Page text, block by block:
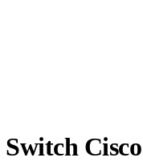
Switch